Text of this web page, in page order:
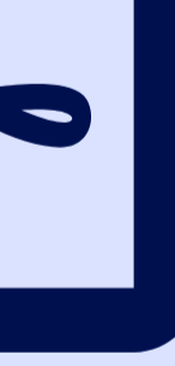
площадки в
и уведомить
от заказчика